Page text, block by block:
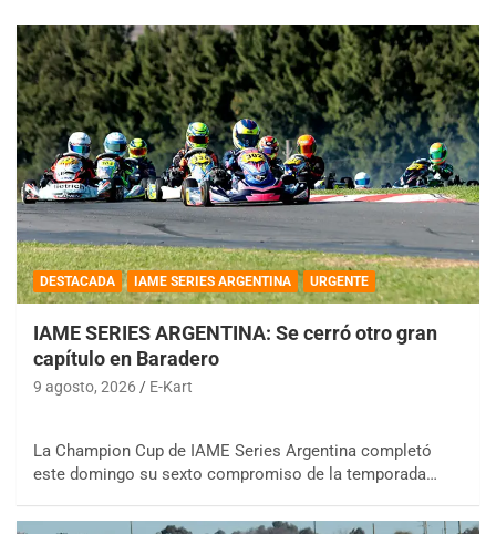
DESTACADA IAME SERIES ARGENTINA URGENTE
IAME SERIES ARGENTINA: Se cerró otro gran
capítulo en Baradero
9 agosto, 2026 E-Kart
La Champion Cup de IAME Series Argentina completó
este domingo su sexto compromiso de la temporada…